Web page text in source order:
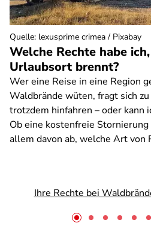
Welche Rechte habe
Urlaubsort brennt?
Wer eine Reise in eine Region
Waldbrände wüten, fragt sich
trotzdem hinfahren – oder kann
Ob eine kostenfreie
allem davon ab, welche Art von
Ihre Rechte bei
Quelle: lexusprime crimea / Pixabay